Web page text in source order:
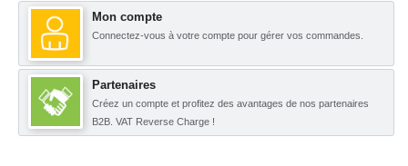
Mon compte
Connectez-vous à votre compte pour gérer vos commandes.
Partenaires
Créez un compte et profitez des avantages de nos partenaires
B2B. VAT Reverse Charge !